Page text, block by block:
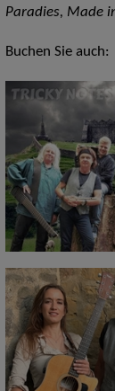
Paradies, Made
Buchen Sie auch: